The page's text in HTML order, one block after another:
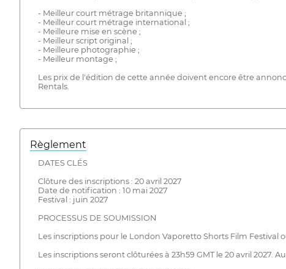
- Meilleur court métrage britannique ;
- Meilleur court métrage international ;
- Meilleure mise en scène ;
- Meilleur script original ;
- Meilleure photographie ;
- Meilleur montage ;
Les prix de l'édition de cette année doivent encore être
Rentals.
Règlement
DATES CLÉS
Clôture des inscriptions : 20 avril 2027
Date de notification : 10 mai 2027
Festival : juin 2027
PROCESSUS DE SOUMISSION
Les inscriptions pour le London Vaporetto Shorts Film Festival
Les inscriptions seront clôturées à 23h59 GMT le 20 avril 2027.